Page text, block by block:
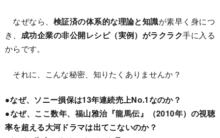
なぜなら、 検証済の体系的な理論と知識が素早く身につ
き、 成功企業の非公開レシピ（実例）がラクラク手に入る
からです。
それに、こんな秘密、知りたくありませんか？
●なぜ、ソニー損保は13年連続売上No.1なのか？
●なぜ、ここ数年、福山雅治『龍馬伝』（2010年）の視聴
率を超える大河ドラマは出てこないのか？